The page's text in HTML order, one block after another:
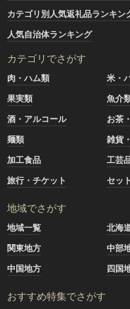
カテゴリ別人気返礼品ランキン
人気自治体ランキング
カテゴリでさがす
肉・ハム類 米・
果実類
魚介
酒・アルコール
お茶
麺類
雑貨
加工食品
工芸
旅行・チケット
セッ
地域でさがす
地域一覧 北海
関東地方
中部
中国地方
四国
おすすめ特集でさがす